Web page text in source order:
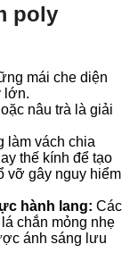
poly
mái che diện
lớn.
nâu trà là giải
làm vách chia
thế kính để tạo
vỡ gây nguy hiểm
hành lang: Các
chắn mỏng nhẹ
ánh sáng lưu